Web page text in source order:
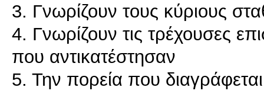
3. Γνωρίζουν τους κύριους
4. Γνωρίζουν τις τρέχουσες
που αντικατέστησαν
5. Την πορεία που